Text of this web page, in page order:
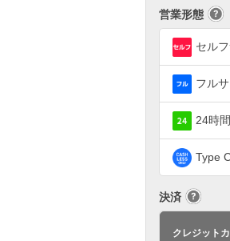
営業形態
セル
フル
24時
Type
決済
クレジット